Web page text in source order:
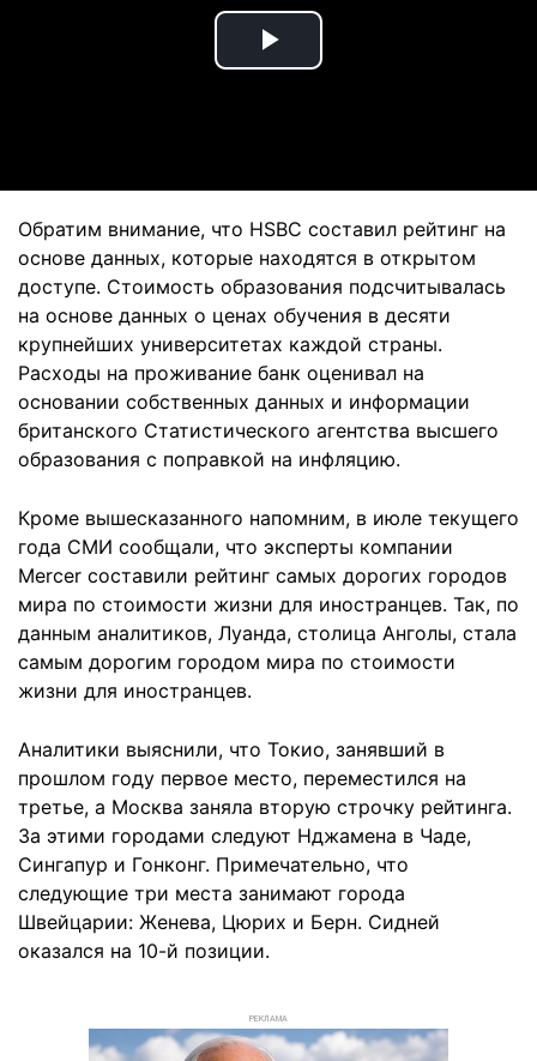
Play
Обратим внимание, что HSBC составил рейтинг на
основе данных, которые находятся в открытом
доступе. Стоимость образования подсчитывалась
на основе данных о ценах обучения в десяти
крупнейших университетах каждой страны.
Расходы на проживание банк оценивал на
основании собственных данных и информации
британского Статистического агентства высшего
образования с поправкой на инфляцию.
Кроме вышесказанного напомним, в июле текущего
года СМИ сообщали, что эксперты компании
Mercer составили рейтинг самых дорогих городов
мира по стоимости жизни для иностранцев. Так, по
данным аналитиков, Луанда, столица Анголы, стала
самым дорогим городом мира по стоимости
жизни для иностранцев.
Аналитики выяснили, что Токио, занявший в
прошлом году первое место, переместился на
третье, а Москва заняла вторую строчку рейтинга.
За этими городами следуют Нджамена в Чаде,
Сингапур и Гонконг. Примечательно, что
следующие три места занимают города
Швейцарии: Женева, Цюрих и Берн. Сидней
оказался на 10-й позиции.
РЕКЛАМА